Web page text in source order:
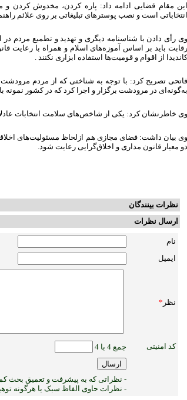
این مقام قضایی ادامه داد: پاره کردن، مخدوش کردن
انتخاباتی است و نصب پوسترهای تبلیغاتی بر روی علائم
وی رأی دادن با شناسنامه دیگری و تهدید و تطمیع مردم
رقابت باید بر اساس آموزه‌های اسلام و همراه با رعایت
کاندیدا از اقوام و قومیت‌ها استفاده ابزاری نکنند .
فاتحی تصریح کرد: با توجه به شناختی که از مردم مرودشت
به‌گونه‌ای در مرودشت برگزار و اجرا کرد که در کشور نمونه
وی خاطرنشان کرد: یکی از شاخص‌های سلامت انتخابات
وی بیان داشت: فضای مجازی هم ازلحاظ مسئولیت‌های
دو معیار قانون مداری و اخلاق‌گرایی رعایت شود.
نظرات بینندگان
ارسال نظرات
نام
ایمیل
نظر *
کد امنیتی جمع 4 با 4
- نظراتی که به پیشرفت و تعمیق بحث
- نظرات حاوی الفاظ سبک یا هرگونه